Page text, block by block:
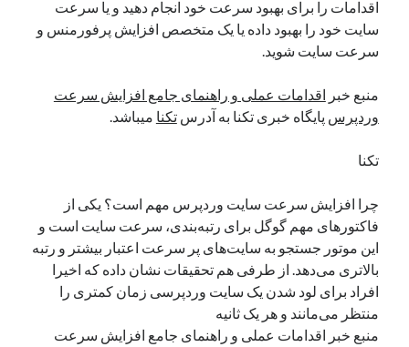
اقدامات را برای بهبود سرعت خود انجام دهید و یا سرعت
سایت خود را بهبود داده یا یک متخصص افزایش پرفورمنس و
سرعت سایت شوید.
منبع خبر اقدامات عملی و راهنمای جامع افزایش سرعت
وردپرس پایگاه خبری تکنا به آدرستکنا میباشد.
تکنا
چرا افزایش سرعت سایت وردپرس مهم است؟ یکی از
فاکتورهای مهم گوگل برای رتبه‌بندی، سرعت سایت است و
این موتور جستجو به سایت‌های پر سرعت اعتبار بیشتر و رتبه
بالاتری می‌دهد. از طرفی هم تحقیقات نشان داده که اخیرا
افراد برای لود شدن یک سایت وردپرسی زمان کمتری را
منتظر می‌مانند و هر یک ثانیه
منبع خبر اقدامات عملی و راهنمای جامع افزایش سرعت